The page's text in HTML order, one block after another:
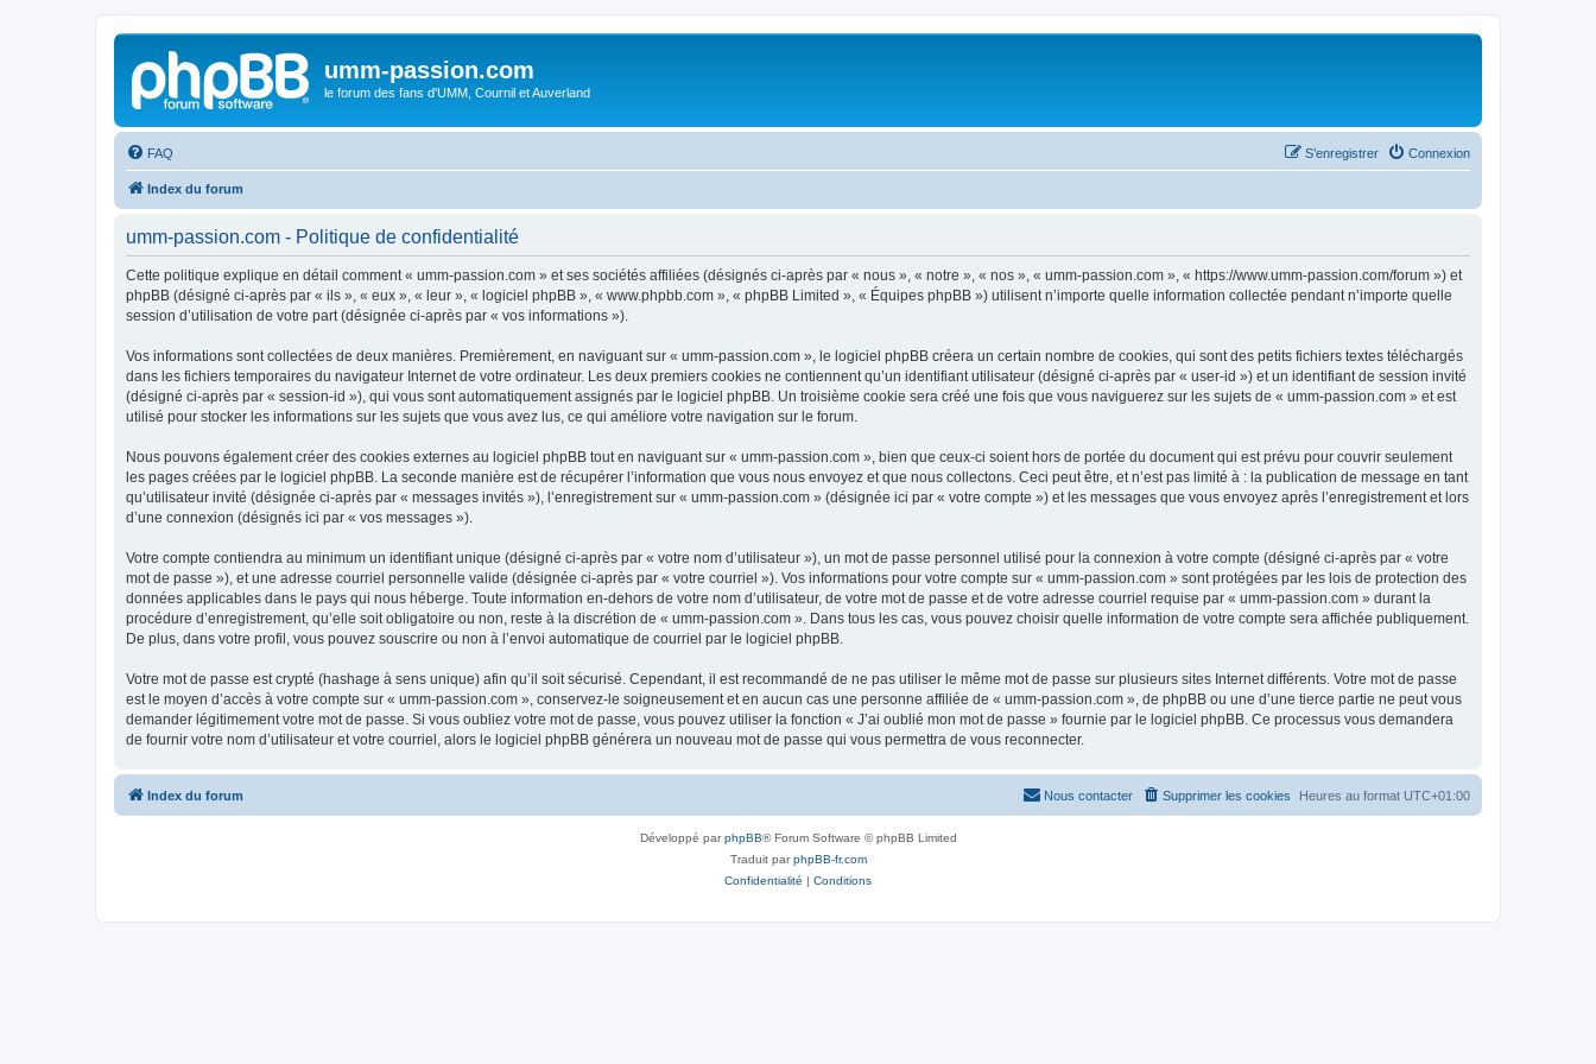
umm-passion.com
le forum des fans d'UMM, Cournil et Auverland
FAQ Connexion
S’enregistrer
Index du forum
umm-passion.com - Politique de confidentialité
Cette politique explique en détail comment « umm-passion.com » et ses sociétés affiliées (désignés ci-après par « nous », « notre », « nos », « umm-passion.com », « https://www.umm-passion.com/forum ») et
phpBB (désigné ci-après par « ils », « eux », « leur », « logiciel phpBB », « www.phpbb.com », « phpBB Limited », « Équipes phpBB ») utilisent n’importe quelle information collectée pendant n’importe quelle
session d’utilisation de votre part (désignée ci-après par « vos informations »).
Vos informations sont collectées de deux manières. Premièrement, en naviguant sur « umm-passion.com », le logiciel phpBB créera un certain nombre de cookies, qui sont des petits fichiers textes téléchargés
dans les fichiers temporaires du navigateur Internet de votre ordinateur. Les deux premiers cookies ne contiennent qu’un identifiant utilisateur (désigné ci-après par « user-id ») et un identifiant de session invité
(désigné ci-après par « session-id »), qui vous sont automatiquement assignés par le logiciel phpBB. Un troisième cookie sera créé une fois que vous naviguerez sur les sujets de « umm-passion.com » et est
utilisé pour stocker les informations sur les sujets que vous avez lus, ce qui améliore votre navigation sur le forum.
Nous pouvons également créer des cookies externes au logiciel phpBB tout en naviguant sur « umm-passion.com », bien que ceux-ci soient hors de portée du document qui est prévu pour couvrir seulement
les pages créées par le logiciel phpBB. La seconde manière est de récupérer l’information que vous nous envoyez et que nous collectons. Ceci peut être, et n’est pas limité à : la publication de message en tant
qu’utilisateur invité (désignée ci-après par « messages invités »), l’enregistrement sur « umm-passion.com » (désignée ici par « votre compte ») et les messages que vous envoyez après l’enregistrement et lors
d’une connexion (désignés ici par « vos messages »).
Votre compte contiendra au minimum un identifiant unique (désigné ci-après par « votre nom d’utilisateur »), un mot de passe personnel utilisé pour la connexion à votre compte (désigné ci-après par « votre
mot de passe »), et une adresse courriel personnelle valide (désignée ci-après par « votre courriel »). Vos informations pour votre compte sur « umm-passion.com » sont protégées par les lois de protection des
données applicables dans le pays qui nous héberge. Toute information en-dehors de votre nom d’utilisateur, de votre mot de passe et de votre adresse courriel requise par « umm-passion.com » durant la
procédure d’enregistrement, qu’elle soit obligatoire ou non, reste à la discrétion de « umm-passion.com ». Dans tous les cas, vous pouvez choisir quelle information de votre compte sera affichée publiquement.
De plus, dans votre profil, vous pouvez souscrire ou non à l’envoi automatique de courriel par le logiciel phpBB.
Votre mot de passe est crypté (hashage à sens unique) afin qu’il soit sécurisé. Cependant, il est recommandé de ne pas utiliser le même mot de passe sur plusieurs sites Internet différents. Votre mot de passe
est le moyen d’accès à votre compte sur « umm-passion.com », conservez-le soigneusement et en aucun cas une personne affiliée de « umm-passion.com », de phpBB ou une d’une tierce partie ne peut vous
demander légitimement votre mot de passe. Si vous oubliez votre mot de passe, vous pouvez utiliser la fonction « J’ai oublié mon mot de passe » fournie par le logiciel phpBB. Ce processus vous demandera
de fournir votre nom d’utilisateur et votre courriel, alors le logiciel phpBB générera un nouveau mot de passe qui vous permettra de vous reconnecter.
Index du forum Heures au format UTC+01:00
Supprimer les cookies
Nous contacter
Développé parphpBB® Forum Software © phpBB Limited
Traduit parphpBB-fr.com
Confidentialité | Conditions